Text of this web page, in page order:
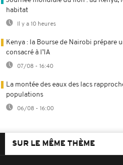
habitat
Il y a 10 heures
Kenya : la Bourse de Nairobi prépare
consacré à l’IA
07/08 - 16:40
La montée des eaux des lacs
populations
06/08 - 16:00
SUR LE MÊME THÈME